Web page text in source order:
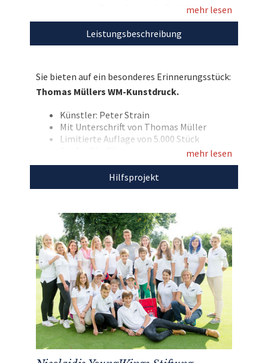
Kunstwerk von Peter Strain die Profilbilder
seiner Social Media-Kanäle. Nachdem
überwältigenden Zuspruch ließ Thomas Müller
sichern, sogar mit seiner Original-Unterschrift.
Bieten Sie mit und unterstützen Sie mit Ihrem
Gebot das Herzensprojekt des
Ausnahmesportlers, die Nicolaidis YoungWings
Stiftung!
Entdecken Sie bei uns auch weitere
einzigartige Auktionenfür den guten Zweck!
mehr lesen
Leistungsbeschreibung
Sie bieten auf ein besonderes Erinnerungsstück:
Thomas Müllers WM-Kunstdruck.
Künstler: Peter Strain
Mit Unterschrift von Thomas Müller
Limitierte Auflage von 5.000 Stück
gerahmt
Mit dem Erlös unterstützen wir die
mehr lesen
Hilfsprojekt